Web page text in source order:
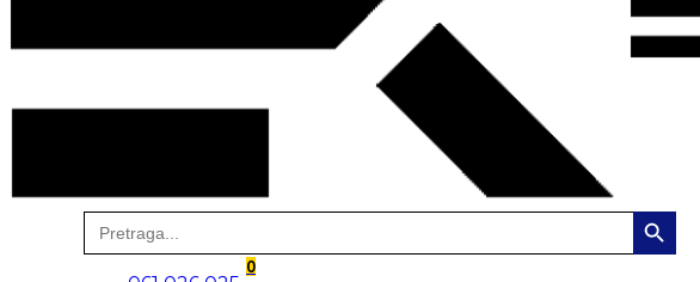
Search
for:
Search Button
0